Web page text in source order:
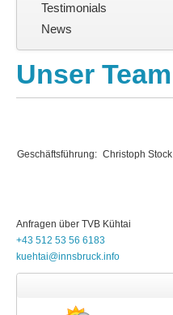
Testimonials
News
Unser Team
Geschäftsführung: Christoph Stock
Anfragen über TVB Kühtai
+43 512 53 56 6183
kuehtai@innsbruck.info
Prospekte